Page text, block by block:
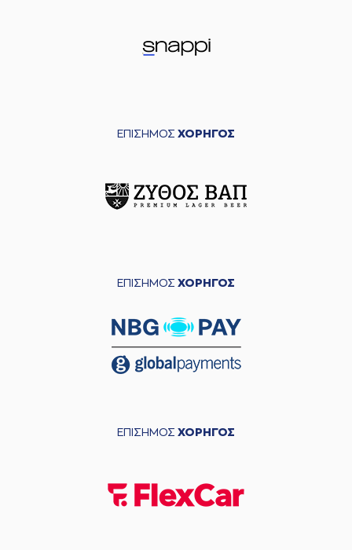
ΕΠΙΣΗΜΟΣ ΧΟΡΗΓΟΣ
ΕΠΙΣΗΜΟΣ ΧΟΡΗΓΟΣ
ΕΠΙΣΗΜΟΣ ΧΟΡΗΓΟΣ